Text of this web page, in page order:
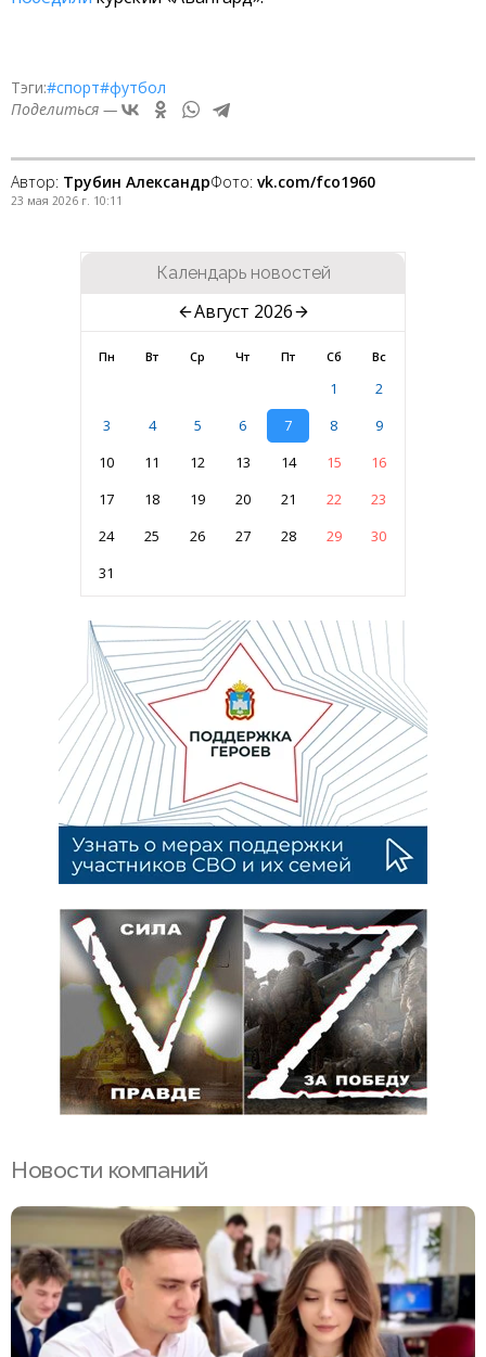
Тэги:#спорт#футбол
Поделиться —
Автор: Трубин АлександрФото: vk.com/fco1960
23 мая 2026 г. 10:11
Календарь новостей
Август 2026
Пн Вт Ср Чт Пт Сб Вс
1
2
3
4 5 6 7 8
9
10
11 12 13 14 15
16
17
18 19 20 21 22
23
24
25 26 27 28 29
30
31
Новости компаний